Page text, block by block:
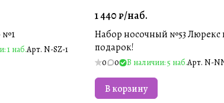
№1
1 наб.Арт. N-SZ-1
1 440 ₽/наб.
Набор носочный №53 Люрекс
подарок!
0 0 В наличии: 5 наб.Арт. N-
В корзину